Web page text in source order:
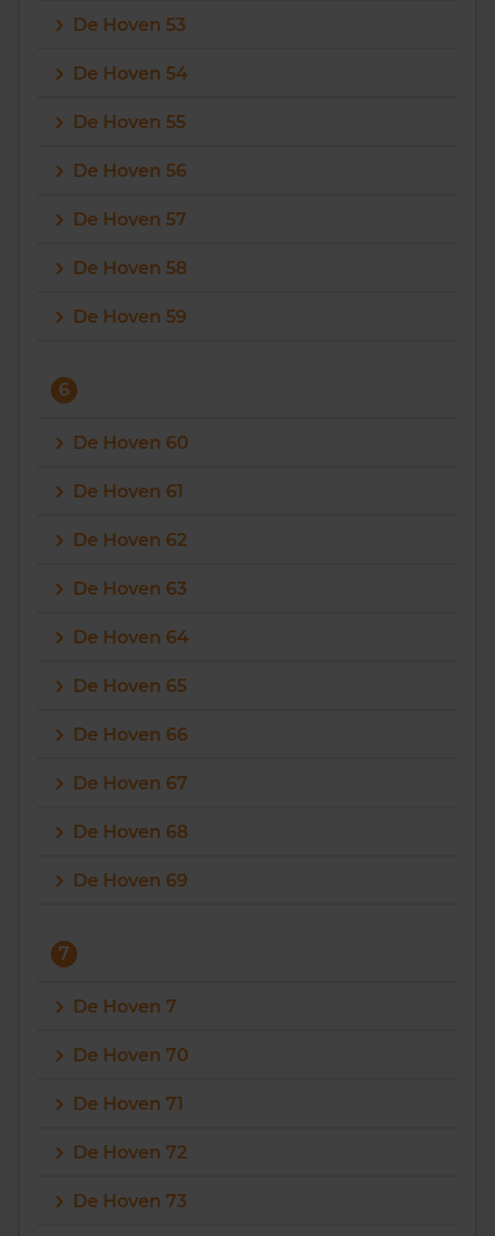
De Hoven 53
De Hoven 54
De Hoven 55
De Hoven 56
De Hoven 57
De Hoven 58
De Hoven 59
6
De Hoven 60
De Hoven 61
De Hoven 62
De Hoven 63
De Hoven 64
De Hoven 65
De Hoven 66
De Hoven 67
De Hoven 68
De Hoven 69
7
De Hoven 7
De Hoven 70
De Hoven 71
De Hoven 72
De Hoven 73